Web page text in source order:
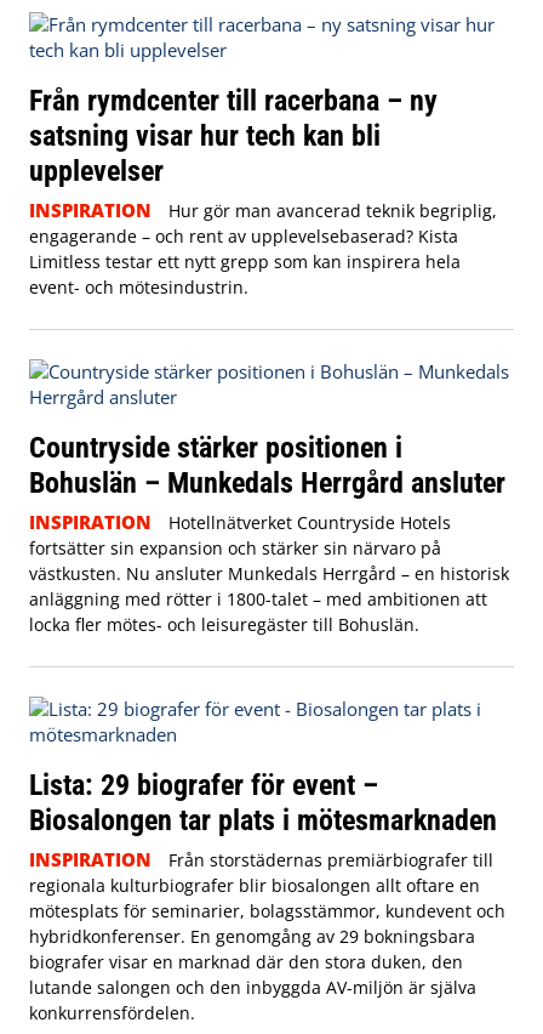
Från rymdcenter till racerbana – ny
satsning visar hur tech kan bli
upplevelser
INSPIRATION
Hur gör man avancerad teknik begriplig,
engagerande – och rent av upplevelsebaserad? Kista
Limitless testar ett nytt grepp som kan inspirera hela
event- och mötesindustrin.
Countryside stärker positionen i
Bohuslän – Munkedals Herrgård ansluter
INSPIRATION
Hotellnätverket Countryside Hotels
fortsätter sin expansion och stärker sin närvaro på
västkusten. Nu ansluter Munkedals Herrgård – en historisk
anläggning med rötter i 1800-talet – med ambitionen att
locka fler mötes- och leisuregäster till Bohuslän.
Lista: 29 biografer för event –
Biosalongen tar plats i mötesmarknaden
INSPIRATION
Från storstädernas premiärbiografer till
regionala kulturbiografer blir biosalongen allt oftare en
mötesplats för seminarier, bolagsstämmor, kundevent och
hybridkonferenser. En genomgång av 29 bokningsbara
biografer visar en marknad där den stora duken, den
lutande salongen och den inbyggda AV-miljön är själva
konkurrensfördelen.